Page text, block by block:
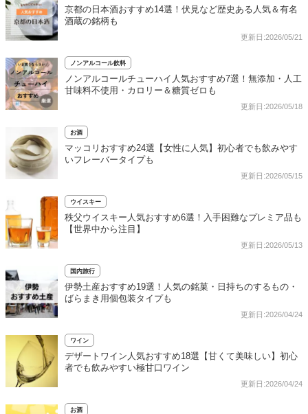
京都の日本酒おすすめ14選！伏見など歴史ある人気＆有名
酒蔵の銘柄も
更新日:2026/05/21
ノンアルコール飲料
ノンアルコールチューハイ人気おすすめ7選！無添加・人工
甘味料不使用・カロリー＆糖質ゼロも
更新日:2026/05/18
お酒
マッコリおすすめ24選【女性に人気】初心者でも飲みやす
いフレーバータイプも
更新日:2026/05/15
ウイスキー
秩父ウイスキー人気おすすめ6選！入手困難なプレミア品も
【世界中から注目】
更新日:2026/05/13
国内旅行
伊勢土産おすすめ19選！人気の銘菓・日持ちのするもの・
ばらまき用個包装タイプも
更新日:2026/04/24
ワイン
デザートワイン人気おすすめ18選【甘くて美味しい】初心
者でも飲みやすい極甘口ワイン
更新日:2026/04/24
お酒